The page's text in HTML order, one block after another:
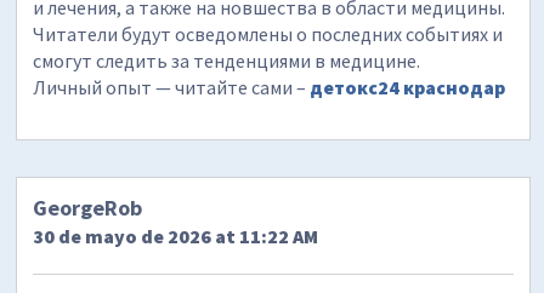
и лечения, а также на новшества в области медицины.
Читатели будут осведомлены о последних событиях и
смогут следить за тенденциями в медицине.
Личный опыт — читайте сами – детокс24 краснодар
GeorgeRob
30 de mayo de 2026 at 11:22 AM